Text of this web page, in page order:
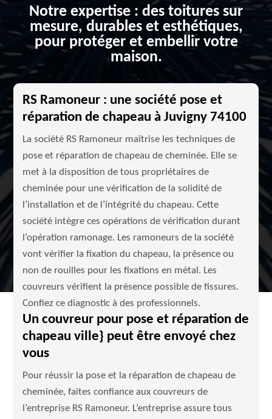
Notre expertise : des toitures sur
mesure, durables et esthétiques,
pour protéger et embellir votre
maison.
RS Ramoneur : une société pose et
réparation de chapeau à Juvigny 74100
La société RS Ramoneur maîtrise les techniques de
pose et réparation de chapeau de cheminée. Elle se
met à la disposition de tous propriétaires de
cheminée pour une vérification de la solidité de
l’installation et de l’intégrité du chapeau. Cette
société intègre ces opérations de vérification durant
l’opération ramonage. Les ramoneurs de la société
vont vérifier la fixation du chapeau, la présence ou
non de rouilles pour les fixations en métal. Les
couvreurs vérifient la présence possible de fissures.
Confiez ce diagnostic à des professionnels.
Un couvreur pour pose et réparation de
chapeau ville} peut être envoyé chez
vous
Pour réussir la pose et la réparation de chapeau de
cheminée, faites confiance aux couvreurs de
l’entreprise RS Ramoneur. L’entreprise assure tous